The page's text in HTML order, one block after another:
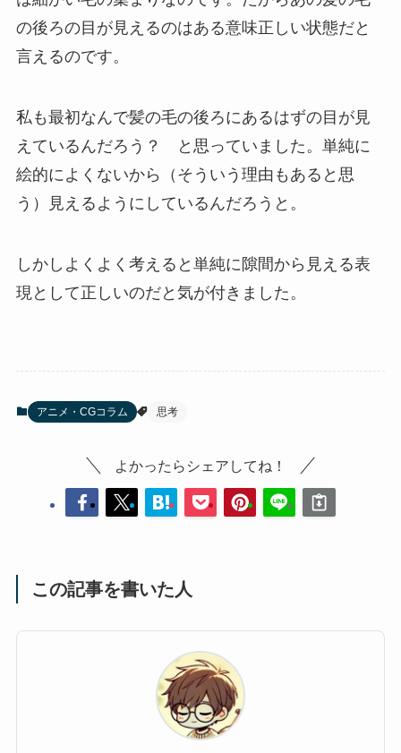
の後ろの目が見えるのはある意味正しい状態だと
言えるのです。
私も最初なんで髪の毛の後ろにあるはずの目が見
えているんだろう？ と思っていました。単純に
絵的によくないから（そういう理由もあると思
う）見えるようにしているんだろうと。
しかしよくよく考えると単純に隙間から見える表
現として正しいのだと気が付きました。
アニメ・CGコラム 思考
よかったらシェアしてね！
この記事を書いた人